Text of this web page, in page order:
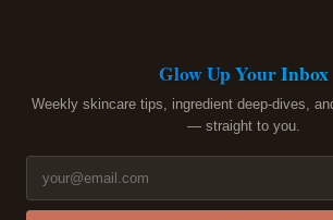
Glow Up Your Inbox
Weekly skincare tips, ingredient deep-dives,
— straight to you.